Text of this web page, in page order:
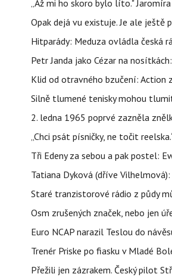
„Až mi ho skoro bylo líto."
Opak dejá vu existuje. Je ale ještě
Hitparády: Meduza ovládla česká
Petr Janda jako Cézar na
Klid od otravného bzučení:
Silně tlumené tenisky mohou
2. ledna 1965 poprvé zazněla
„Chci psát písničky, ne točit
Tři Edeny za sebou a pak postel:
Tatiana Dyková (dříve
Staré tranzistorové rádio z půdy
Osm zrušených značek, nebo jen
Euro NCAP narazil Teslou do
Trenér Priske po fiasku v Mladé
Přežili jen zázrakem. Český pilot